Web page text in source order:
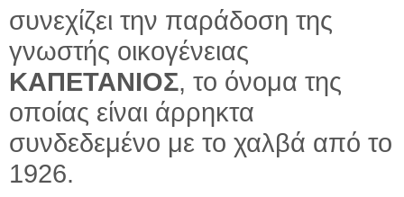
συνεχίζει την παράδοση της
γνωστής οικογένειας
ΚΑΠΕΤΑΝΙΟΣ, το όνομα της
οποίας είναι άρρηκτα
συνδεδεμένο με το χαλβά από το
1926.